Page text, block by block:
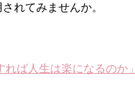
れてみませんか。
れば人生は楽になるのか」